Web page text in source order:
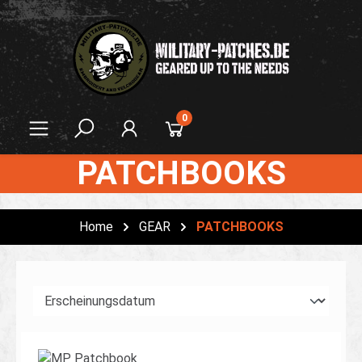
springen
0
PATCHBOOKS
Home GEAR PATCHBOOKS